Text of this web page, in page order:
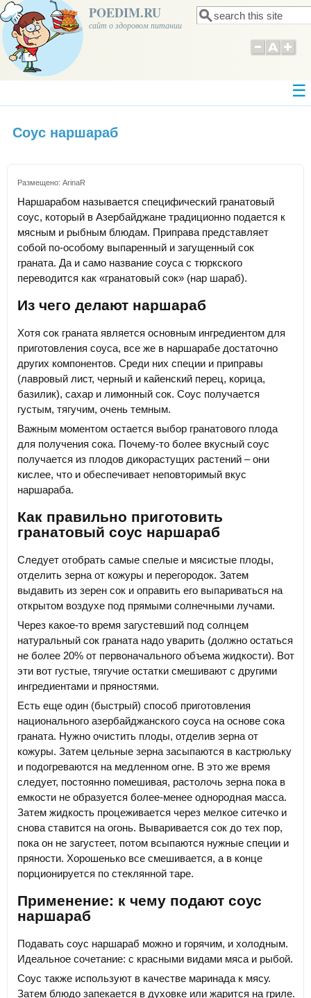
POEDIM.RU
сайт о здоровом питании Форма поиска
Поиск
Соус наршараб
Размещено: ArinaR
Наршарабом называется специфический гранатовый
соус, который в Азербайджане традиционно подается к
мясным и рыбным блюдам. Приправа представляет
собой по-особому выпаренный и загущенный сок
граната. Да и само название соуса с тюркского
переводится как «гранатовый сок» (нар шараб).
Из чего делают наршараб
Хотя сок граната является основным ингредиентом для
приготовления соуса, все же в наршарабе достаточно
других компонентов. Среди них специи и приправы
(лавровый лист, черный и кайенский перец, корица,
базилик), сахар и лимонный сок. Соус получается
густым, тягучим, очень темным.
Важным моментом остается выбор гранатового плода
для получения сока. Почему-то более вкусный соус
получается из плодов дикорастущих растений – они
кислее, что и обеспечивает неповторимый вкус
наршараба.
Как правильно приготовить
гранатовый соус наршараб
Следует отобрать самые спелые и мясистые плоды,
отделить зерна от кожуры и перегородок. Затем
выдавить из зерен сок и оправить его выпариваться на
открытом воздухе под прямыми солнечными лучами.
Через какое-то время загустевший под солнцем
натуральный сок граната надо уварить (должно остаться
не более 20% от первоначального объема жидкости). Вот
эти вот густые, тягучие остатки смешивают с другими
ингредиентами и пряностями.
Есть еще один (быстрый) способ приготовления
национального азербайджанского соуса на основе сока
граната. Нужно очистить плоды, отделив зерна от
кожуры. Затем цельные зерна засыпаются в кастрюльку
и подогреваются на медленном огне. В это же время
следует, постоянно помешивая, растолочь зерна пока в
емкости не образуется более-менее однородная масса.
Затем жидкость процеживается через мелкое ситечко и
снова ставится на огонь. Вываривается сок до тех пор,
пока он не загустеет, потом всыпаются нужные специи и
пряности. Хорошенько все смешивается, а в конце
порционируется по стеклянной таре.
Применение: к чему подают соус
наршараб
Подавать соус наршараб можно и горячим, и холодным.
Идеальное сочетание: с красными видами мяса и рыбой.
Соус также используют в качестве маринада к мясу.
Затем блюдо запекается в духовке или жарится на гриле.